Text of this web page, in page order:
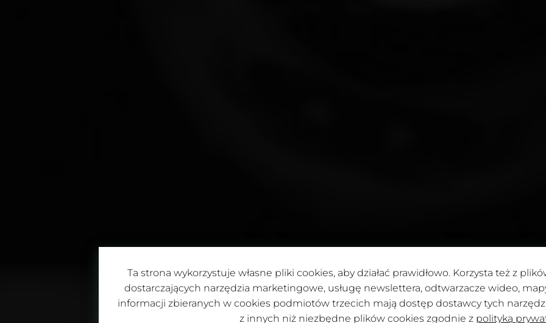
POUG 2025
Ta strona wykorzystuje własne pliki cookies, aby działać prawidłowo. Korzysta też z
dostarczających narzędzia marketingowe, usługę newslettera, odtwarzacze wideo,
informacji zbieranych w cookies podmiotów trzecich mają dostęp dostawcy tych
z innych niż niezbędne plików cookies zgodnie z polityką